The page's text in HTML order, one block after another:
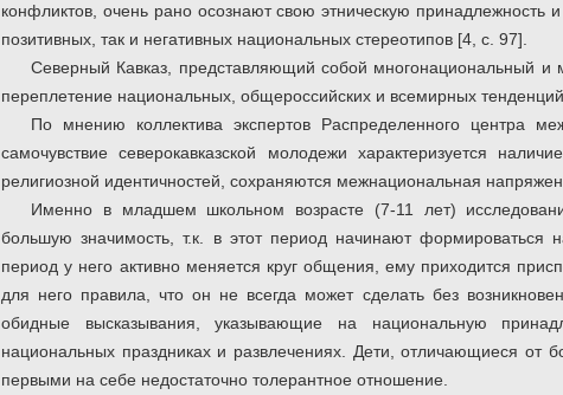
конфликтов, очень рано осознают свою этническую принадлежность
позитивных, так и негативных национальных стереотипов [4, с. 97].
Северный Кавказ, представляющий собой многонациональный и
переплетение национальных, общероссийских и всемирных
По мнению коллектива экспертов Распределенного центра
самочувствие северокавказской молодежи характеризуется
религиозной идентичностей, сохраняются межнациональная
Именно в младшем школьном возрасте (7-11 лет)
большую значимость, т.к. в этот период начинают формироваться
период у него активно меняется круг общения, ему приходится
для него правила, что он не всегда может сделать без
обидные высказывания, указывающие на национальную
национальных праздниках и развлечениях. Дети, отличающиеся от
первыми на себе недостаточно толерантное отношение.